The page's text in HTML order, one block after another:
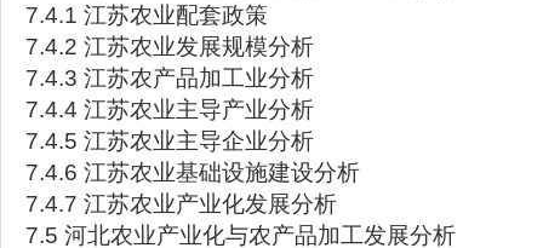
7.4.1 江苏农业配套政策
7.4.2 江苏农业发展规模分析
7.4.3 江苏农产品加工业分析
7.4.4 江苏农业主导产业分析
7.4.5 江苏农业主导企业分析
7.4.6 江苏农业基础设施建设分析
7.4.7 江苏农业产业化发展分析
7.5 河北农业产业化与农产品加工发展分析